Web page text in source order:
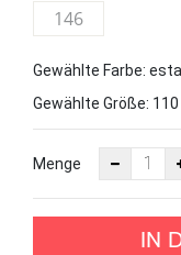
146
Gewählte Farbe:
Gewählte Größe: 110
Menge
IN